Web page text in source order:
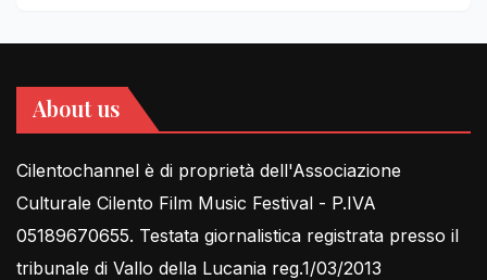
About us
Cilentochannel è di proprietà dell'Associazione
Culturale Cilento Film Music Festival - P.IVA
05189670655. Testata giornalistica registrata presso il
tribunale di Vallo della Lucania reg.1/03/2013